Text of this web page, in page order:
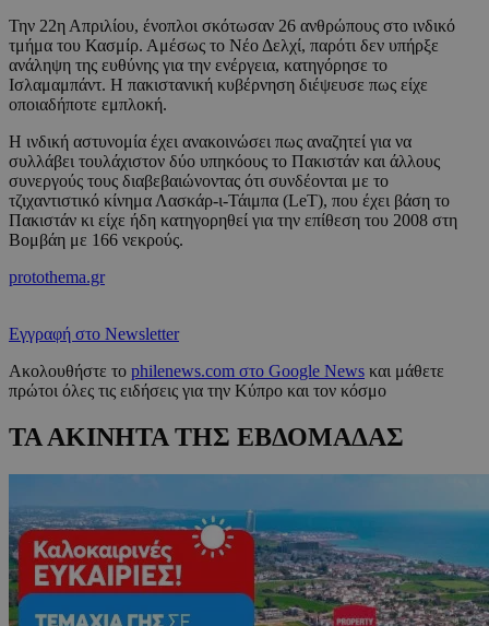
Την 22η Απριλίου, ένοπλοι σκότωσαν 26 ανθρώπους στο ινδικό
τμήμα του Κασμίρ. Αμέσως το Νέο Δελχί, παρότι δεν υπήρξε
ανάληψη της ευθύνης για την ενέργεια, κατηγόρησε το
Ισλαμαμπάντ. Η πακιστανική κυβέρνηση διέψευσε πως είχε
οποιαδήποτε εμπλοκή.
Η ινδική αστυνομία έχει ανακοινώσει πως αναζητεί για να
συλλάβει τουλάχιστον δύο υπηκόους το Πακιστάν και άλλους
συνεργούς τους διαβεβαιώνοντας ότι συνδέονται με το
τζιχαντιστικό κίνημα Λασκάρ-ι-Τάιμπα (LeT), που έχει βάση το
Πακιστάν κι είχε ήδη κατηγορηθεί για την επίθεση του 2008 στη
Βομβάη με 166 νεκρούς.
protothema.gr
Εγγραφή στο Newsletter
Ακολουθήστε το philenews.com στο Google News και μάθετε
πρώτοι όλες τις ειδήσεις για την Κύπρο και τον κόσμο
ΤΑ ΑΚΙΝΗΤΑ ΤΗΣ ΕΒΔΟΜΑΔΑΣ